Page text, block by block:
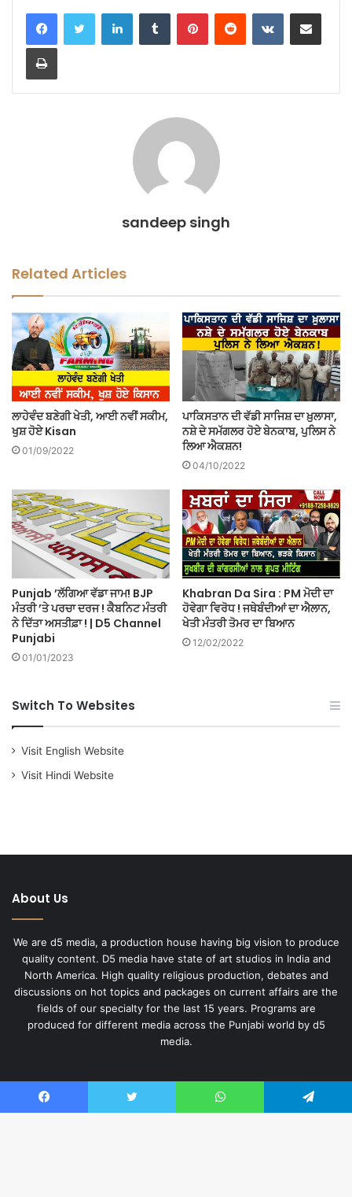
sandeep singh
Related Articles
ਲਾਹੇਵੰਦ ਬਣੇਗੀ ਖੇਤੀ, ਆਈ ਨਵੀਂ ਸਕੀਮ,
ਖੁਸ਼ ਹੋਏ Kisan
01/09/2022
ਪਾਕਿਸਤਾਨ ਦੀ ਵੱਡੀ ਸਾਜਿਸ਼ ਦਾ ਖ਼ੁਲਾਸਾ,
ਨਸ਼ੇ ਦੇ ਸਮੱਗਲਰ ਹੋਏ ਬੇਨਕਾਬ, ਪੁਲਿਸ ਨੇ
ਲਿਆ ਐਕਸ਼ਨ!
04/10/2022
Punjab ’ਲੱਗਿਆ ਵੱਡਾ ਜਾਮ! BJP
ਮੰਤਰੀ ’ਤੇ ਪਰਚਾ ਦਰਜ ! ਕੈਬਨਿਟ ਮੰਤਰੀ
ਨੇ ਦਿੱਤਾ ਅਸਤੀਫ਼ਾ ! | D5 Channel
Punjabi
01/01/2023
Khabran Da Sira : PM ਮੋਦੀ ਦਾ
ਹੋਵੇਗਾ ਵਿਰੋਧ ! ਜਥੇਬੰਦੀਆਂ ਦਾ ਐਲਾਨ,
ਖੇਤੀ ਮੰਤਰੀ ਤੋਮਰ ਦਾ ਬਿਆਨ
12/02/2022
Switch To Websites
Visit English Website
Visit Hindi Website
About Us
We are d5 media, a production house having big vision to produce
quality content. D5 media have state of art studios in India and
North America. High quality religious production, debates and
discussions on hot topics and packages on current affairs are the
fields of our specialty for the last 15 years. Programs are
produced for different media across the Punjabi world by d5
media.
Useful Links
Facebook Twitter WhatsApp Telegram